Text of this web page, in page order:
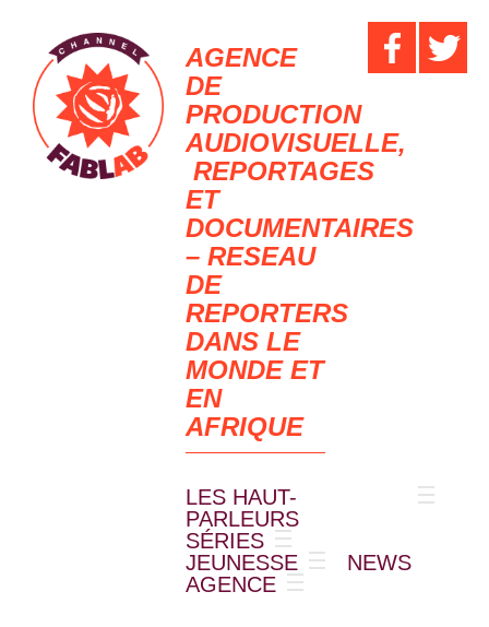
AGENCE
DE
PRODUCTION
AUDIOVISUELLE,
REPORTAGES
ET
DOCUMENTAIRES
– RESEAU
DE
REPORTERS
DANS LE
MONDE ET
EN
AFRIQUE
LES HAUT-
PARLEURS
SÉRIES
JEUNESSE
NEWS
AGENCE